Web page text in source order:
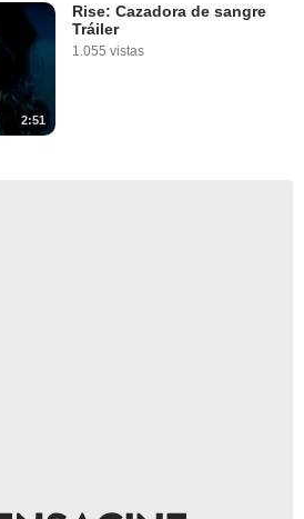
2:51
Rise: Cazadora de sangre
Tráiler
1.055 vistas